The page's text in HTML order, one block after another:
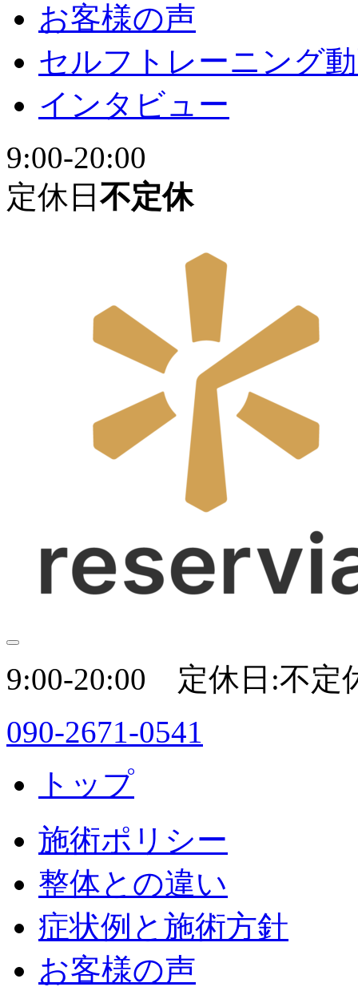
お客様の声
セルフトレーニング
インタビュー
9:00-20:00
定休日 不定休
9:00-20:00 定休日:不定
090-2671-0541
トップ
施術ポリシー
整体との違い
症状例と施術方針
お客様の声